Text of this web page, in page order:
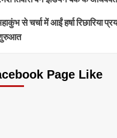
से चर्चा में आईं हर्षा रिछारिया
Page Like